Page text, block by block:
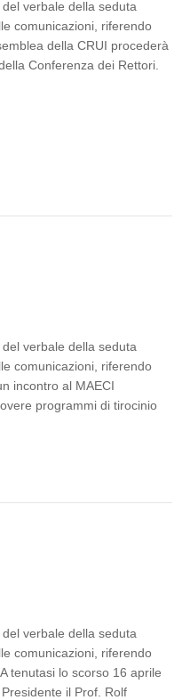
del verbale della seduta
comunicazioni, riferendo
della CRUI procederà
Conferenza dei Rettori.
del verbale della seduta
comunicazioni, riferendo
incontro al MAECI
programmi di tirocinio
del verbale della seduta
comunicazioni, riferendo
tenutasi lo scorso 16 aprile
il Prof. Rolf